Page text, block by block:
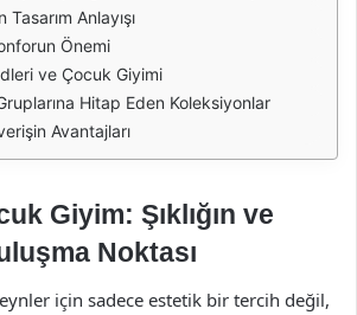
Anlayışı
Önemi
ve Çocuk Giyimi
Hitap Eden Koleksiyonlar
Avantajları
Giyim: Şıklığın ve
Noktası
için sadece estetik bir tercih değil,